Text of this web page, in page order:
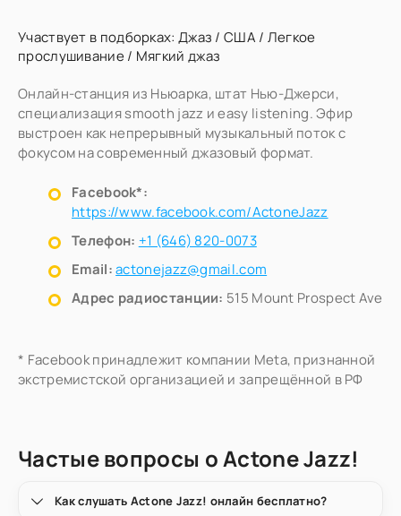
Участвует в подборках: Джаз /США / Легкое
прослушивание/ Мягкий джаз
Онлайн-станция из Ньюарка, штат Нью-Джерси,
специализация smooth jazz и easy listening. Эфир
выстроен как непрерывный музыкальный поток с
фокусом на современный джазовый формат.
Facebook*:
https://www.facebook.com/ActoneJazz
Телефон: +1 (646) 820-0073
Email:actonejazz@gmail.com
Адрес радиостанции: 515 Mount Prospect Ave
* Facebook принадлежит компании Meta, признанной
экстремистской организацией и запрещённой в РФ
Частые вопросы о Actone Jazz!
Как слушать Actone Jazz! онлайн бесплатно?